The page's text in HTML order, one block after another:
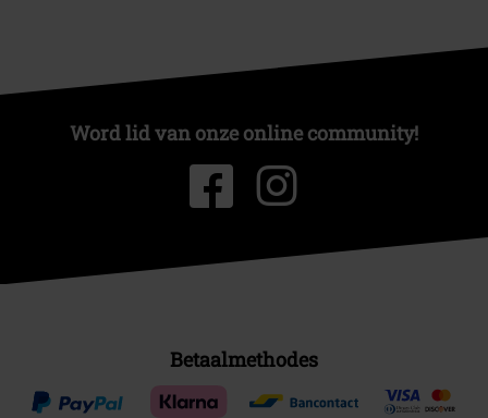
Word lid van onze online community!
Betaalmethodes